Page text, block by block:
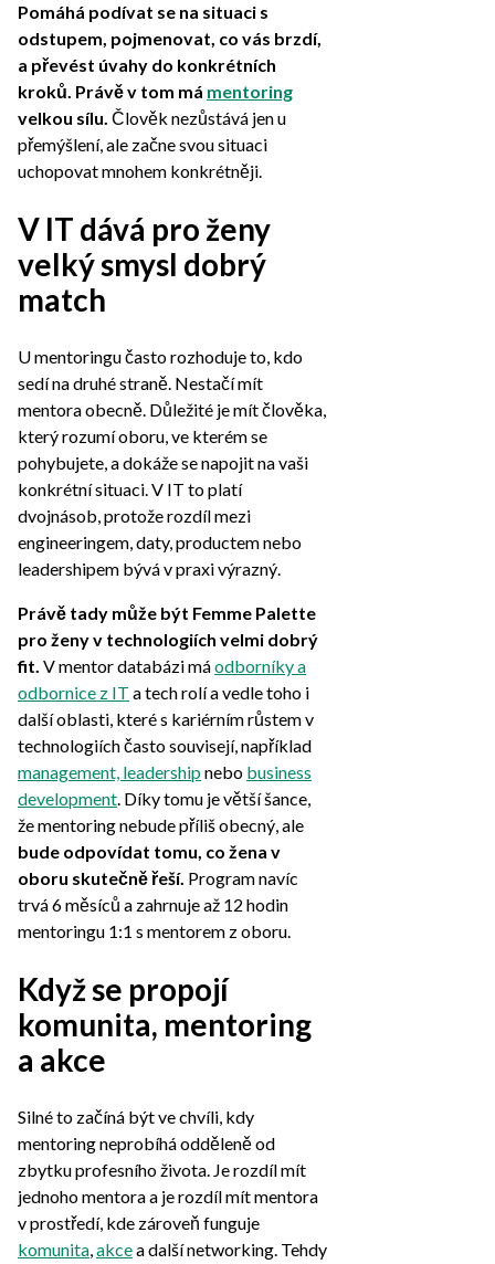
Pomáhá podívat se na situaci s
odstupem, pojmenovat, co vás brzdí,
a převést úvahy do konkrétních
kroků. Právě v tom má mentoring
velkou sílu. Člověk nezůstává jen u
přemýšlení, ale začne svou situaci
uchopovat mnohem konkrétněji.
V IT dává pro ženy
velký smysl dobrý
match
U mentoringu často rozhoduje to, kdo
sedí na druhé straně. Nestačí mít
mentora obecně. Důležité je mít člověka,
který rozumí oboru, ve kterém se
pohybujete, a dokáže se napojit na vaši
konkrétní situaci. V IT to platí
dvojnásob, protože rozdíl mezi
engineeringem, daty, productem nebo
leadershipem bývá v praxi výrazný.
Právě tady může být Femme Palette
pro ženy v technologiích velmi dobrý
fit. V mentor databázi máodborníky a
odbornice z IT a tech rolí a vedle toho i
další oblasti, které s kariérním růstem v
technologiích často souvisejí, například
management, leadershipnebo business
development. Díky tomu je větší šance,
že mentoring nebude příliš obecný, ale
bude odpovídat tomu, co žena v
oboru skutečně řeší. Program navíc
trvá 6 měsíců a zahrnuje až 12 hodin
mentoringu 1:1 s mentorem z oboru.
Když se propojí
komunita, mentoring
a akce
Silné to začíná být ve chvíli, kdy
mentoring neprobíhá odděleně od
zbytku profesního života. Je rozdíl mít
jednoho mentora a je rozdíl mít mentora
v prostředí, kde zároveň funguje
komunita,akcea další networking. Tehdy